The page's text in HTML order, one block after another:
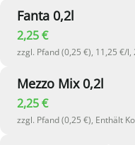
Fanta 0,2l
2,25 €
zzgl. Pfand (0,25 €), 11,25 €/l,
Mezzo Mix 0,2l
2,25 €
zzgl. Pfand (0,25 €), Enthält